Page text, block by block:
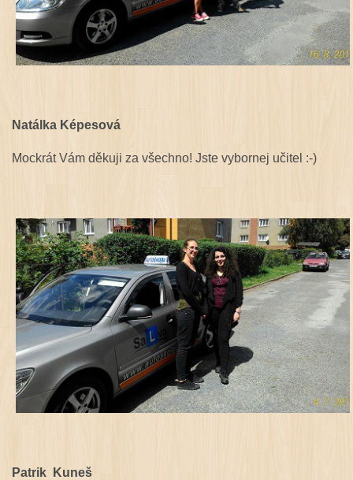
Natálka Képesová
Mockrát Vám děkuji za všechno! Jste vybornej učitel :-)
Patrik Kuneš